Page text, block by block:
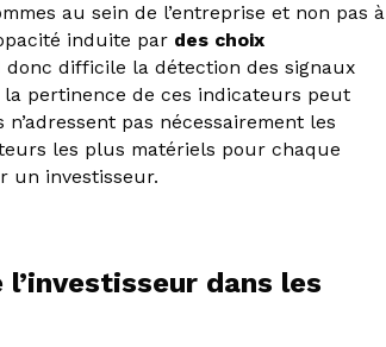
au sein de l’entreprise et non pas à
induite par des choix
difficile la détection des signaux
la pertinence de ces indicateurs peut
pas nécessairement les
les plus matériels pour chaque
un investisseur.
dans les